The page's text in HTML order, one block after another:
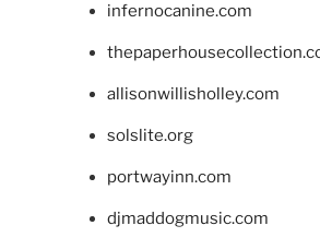
infernocanine.com
allisonwillisholley.com
solslite.org
portwayinn.com
djmaddogmusic.com